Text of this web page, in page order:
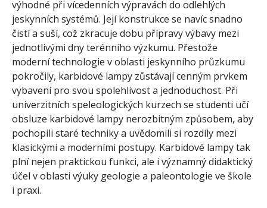
výhodné při vícedenních výpravách do odlehlých
jeskynních systémů. Její konstrukce se navíc snadno
čistí a suší, což zkracuje dobu přípravy výbavy mezi
jednotlivými dny terénního výzkumu. Přestože
moderní technologie v oblasti jeskynního průzkumu
pokročily, karbidové lampy zůstávají cenným prvkem
vybavení pro svou spolehlivost a jednoduchost. Při
univerzitních speleologických kurzech se studenti učí
obsluze karbidové lampy nerozbitným způsobem, aby
pochopili staré techniky a uvědomili si rozdíly mezi
klasickými a moderními postupy. Karbidové lampy tak
plní nejen praktickou funkci, ale i významný didaktický
účel v oblasti výuky geologie a paleontologie ve škole
i praxi.